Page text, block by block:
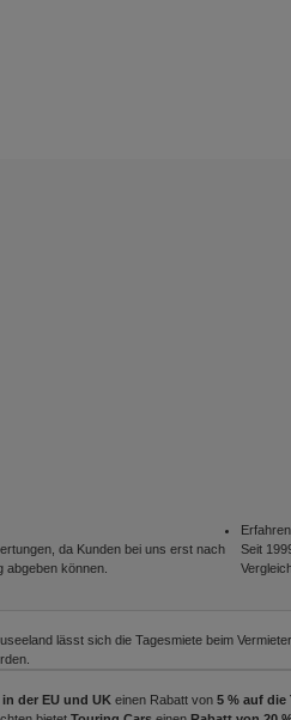
da Kunden bei uns erst nach
abgeben können.
Erfahren
Seit
lässt sich die Tagesmiete beim Vermieter
der EU und UK einen Rabatt von 5 % auf die